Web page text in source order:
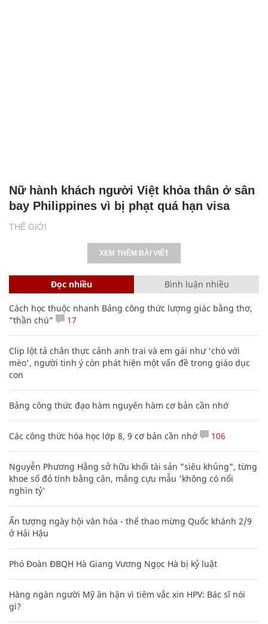
THẾ GIỚI
Nữ hành khách người Việt khỏa thân ở sân
bay Philippines vì bị phạt quá hạn visa
XEM THÊM BÀI VIẾT
Đọc nhiều Bình luận nhiều
Cách học thuộc nhanh Bảng công thức lượng giác bằng thơ,
"thần chú"
17
Clip lột tả chân thực cảnh anh trai và em gái như 'chó với
mèo', người tinh ý còn phát hiện một vấn đề trong giáo dục
con
Bảng công thức đạo hàm nguyên hàm cơ bản cần nhớ
Các công thức hóa học lớp 8, 9 cơ bản cần nhớ 106
Nguyễn Phương Hằng sở hữu khối tài sản "siêu khủng", từng
khoe sổ đỏ tính bằng cân, mắng cựu mẫu 'không có nổi
nghìn tỷ'
Ấn tượng ngày hội văn hóa - thể thao mừng Quốc khánh 2/9
ở Hải Hậu
Phó Đoàn ĐBQH Hà Giang Vương Ngọc Hà bị kỷ luật
Hàng ngàn người Mỹ ân hận vì tiêm vắc xin HPV: Bác sĩ nói
gì?